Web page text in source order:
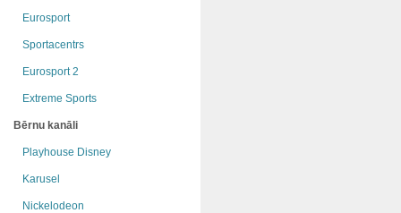
Eurosport
Sportacentrs
Eurosport 2
Extreme Sports
Bērnu kanāli
Playhouse Disney
Karusel
Nickelodeon